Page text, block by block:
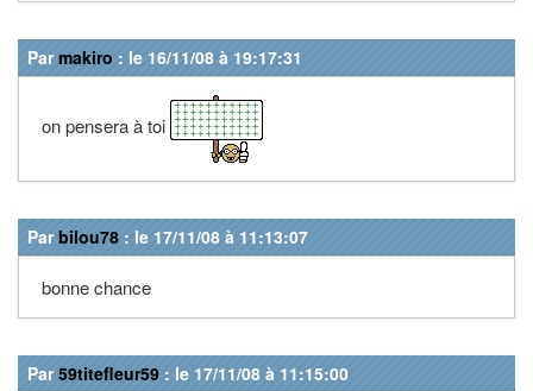
Parmakiro : le 16/11/08 à 19:17:31
on pensera à toi
Parbilou78 : le 17/11/08 à 11:13:07
bonne chance
Par59titefleur59 : le 17/11/08 à 11:15:00